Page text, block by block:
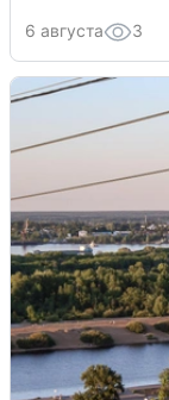
6 августа 3